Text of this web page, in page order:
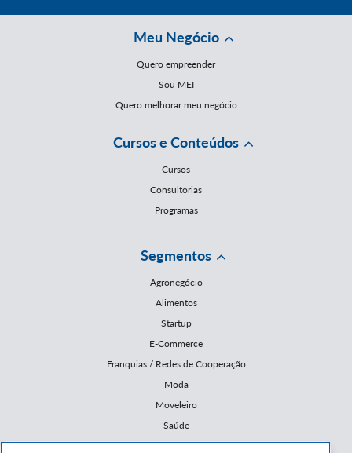
Meu Negócio
Quero empreender
Sou MEI
Quero melhorar meu negócio
Cursos e Conteúdos
Cursos
Consultorias
Programas
Segmentos
Agronegócio
Alimentos
Startup
E-Commerce
Franquias / Redes de Cooperação
Moda
Moveleiro
Saúde
Turismo